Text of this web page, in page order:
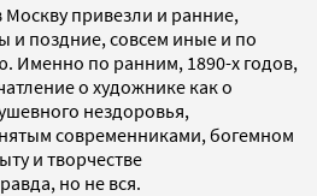
привезли и ранние,
и поздние, совсем иные и по
Именно по ранним, 1890-х годов,
о художнике как о
нездоровья,
современниками, богемном
и творчестве
но не вся.